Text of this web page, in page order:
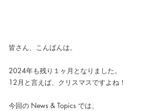
皆さん、こんばんは。
2024年も残り１ヶ月となりました。
12月と言えば、クリスマスですよね！
今回の News & Topics では、